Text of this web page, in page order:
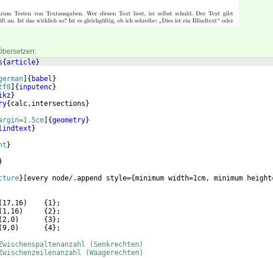
{article}
{ babel }
{ inputenc}
}
{ calc,intersections }
{geometry}
}
}
}
} every node/.append style={minimum width=1cm, minimum
( 17,16) { 1} ;
( 1,16) {2} ;
(2,0) {3} ;
(9,0) {4} ;
(Senkrechten)
(Waagerechten)